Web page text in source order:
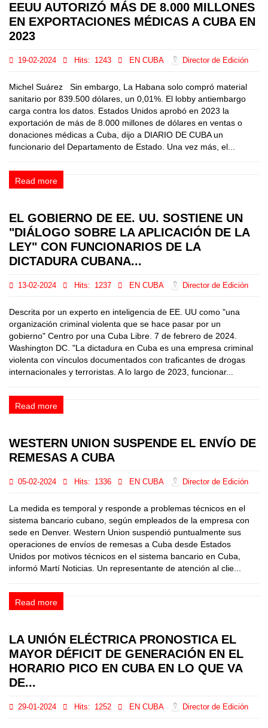
EEUU AUTORIZÓ MÁS DE 8.000 MILLONES
EN EXPORTACIONES MÉDICAS A CUBA EN
2023
19-02-2024 Hits: 1243 EN CUBA Director de Edición
Michel Suárez Sin embargo, La Habana solo compró material
sanitario por 839.500 dólares, un 0,01%. El lobby antiembargo
carga contra los datos. Estados Unidos aprobó en 2023 la
exportación de más de 8.000 millones de dólares en ventas o
donaciones médicas a Cuba, dijo a DIARIO DE CUBA un
funcionario del Departamento de Estado. Una vez más, el...
Read more
EL GOBIERNO DE EE. UU. SOSTIENE UN
"DIÁLOGO SOBRE LA APLICACIÓN DE LA
LEY" CON FUNCIONARIOS DE LA
DICTADURA CUBANA...
13-02-2024 Hits: 1237 EN CUBA Director de Edición
Descrita por un experto en inteligencia de EE. UU como "una
organización criminal violenta que se hace pasar por un
gobierno" Centro por una Cuba Libre. 7 de febrero de 2024.
Washington DC. "La dictadura en Cuba es una empresa criminal
violenta con vínculos documentados con traficantes de drogas
internacionales y terroristas. A lo largo de 2023, funcionar...
Read more
WESTERN UNION SUSPENDE EL ENVÍO DE
REMESAS A CUBA
05-02-2024 Hits: 1336 EN CUBA Director de Edición
La medida es temporal y responde a problemas técnicos en el
sistema bancario cubano, según empleados de la empresa con
sede en Denver. Western Union suspendió puntualmente sus
operaciones de envíos de remesas a Cuba desde Estados
Unidos por motivos técnicos en el sistema bancario en Cuba,
informó Martí Noticias. Un representante de atención al clie...
Read more
LA UNIÓN ELÉCTRICA PRONOSTICA EL
MAYOR DÉFICIT DE GENERACIÓN EN EL
HORARIO PICO EN CUBA EN LO QUE VA
DE...
29-01-2024 Hits: 1252 EN CUBA Director de Edición